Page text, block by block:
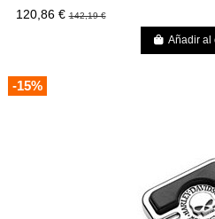
120,86 €142,19 €
Añadir al
-15%